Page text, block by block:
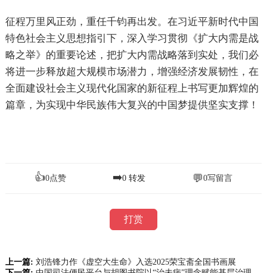
征程万里风正劲，重任千钧再出发。在习近平新时代中国
特色社会主义思想指引下，深入学习贯彻《扩大内需是战
略之举》的重要论述，把扩大内需战略落到实处，我们必
将进一步释放超大规模市场潜力，增强经济发展韧性，在
全面建设社会主义现代化国家的新征程上书写更加辉煌的
篇章，为实现中华民族伟大复兴的中国梦提供坚实支撑！
👍0点赞 ➡️0 转发 💬0写留言
打赏
上一篇: 刘浩锋力作《虚空大生命》入选2025荣宝斋全国书画展